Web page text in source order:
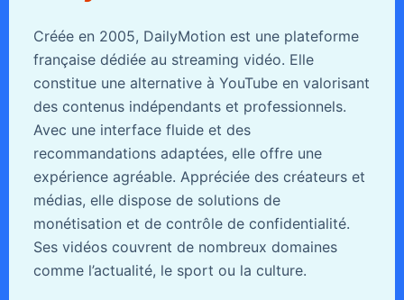
Créée en 2005, DailyMotion est une plateforme
française dédiée au streaming vidéo. Elle
constitue une alternative à YouTube en valorisant
des contenus indépendants et professionnels.
Avec une interface fluide et des
recommandations adaptées, elle offre une
expérience agréable. Appréciée des créateurs et
médias, elle dispose de solutions de
monétisation et de contrôle de confidentialité.
Ses vidéos couvrent de nombreux domaines
comme l’actualité, le sport ou la culture.